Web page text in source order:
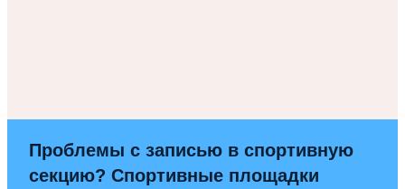
Проблемы с записью в спортивную
секцию? Спортивные площадки